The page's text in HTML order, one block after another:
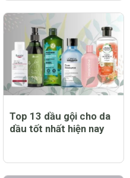
Top 13 dầu gội cho da
dầu tốt nhất hiện nay